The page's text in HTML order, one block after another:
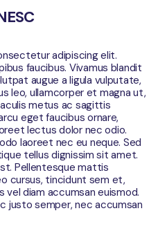
adipiscing elit.
faucibus. Vivamus blandit
augue a ligula vulputate,
leo, ullamcorper et magna ut,
metus ac sagittis
eget faucibus ornare,
lectus dolor nec odio.
laoreet nec eu neque. Sed
tellus dignissim sit amet.
Pellentesque mattis
cursus, tincidunt sem et,
vel diam accumsan euismod.
justo semper, nec accumsan